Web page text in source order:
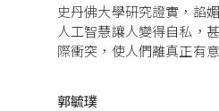
史丹佛大學研究證實，諂
人工智慧讓人變得自私，
際衝突，使人們離真正有
郭毓璞